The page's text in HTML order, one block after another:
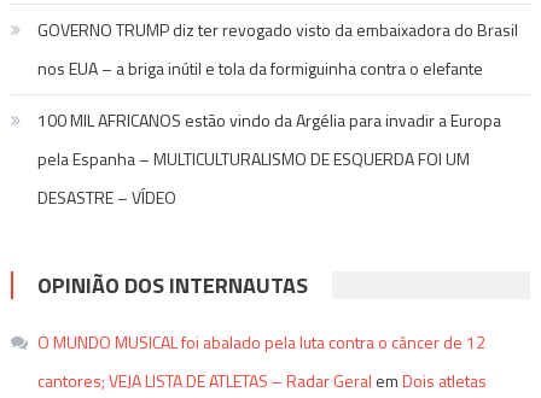
GOVERNO TRUMP diz ter revogado visto da embaixadora do Brasil
nos EUA – a briga inútil e tola da formiguinha contra o elefante
100 MIL AFRICANOS estão vindo da Argélia para invadir a Europa
pela Espanha – MULTICULTURALISMO DE ESQUERDA FOI UM
DESASTRE – VÍDEO
OPINIÃO DOS INTERNAUTAS
O MUNDO MUSICAL foi abalado pela luta contra o câncer de 12
cantores; VEJA LISTA DE ATLETAS – Radar Geral emDois atletas